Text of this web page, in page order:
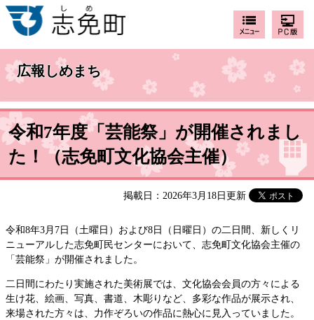
広報しめまち
令和7年度「芸能祭」が開催されまし
た！（志免町文化協会主催）
掲載日：2026年3月18日更新
令和8年3月7日（土曜日）および8日（日曜日）の二日間、新しくリ
ニューアルした志免町民センターにおいて、志免町文化協会主催の
「芸能祭」が開催されました。
二日間にわたり実施された美術展では、文化協会会員の方々による
生け花、絵画、写真、書道、木彫りなど、多彩な作品が展示され、
来場された方々は、力作ぞろいの作品に熱心に見入っていました。